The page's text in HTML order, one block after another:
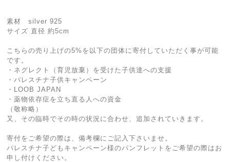
素材 silver 925
サイズ 直径 約5cm
こちらの売り上げの5%を以下の団体に寄付していただく事が可能
です。
・ネグレクト（育児放棄）を受けた子供達への支援
・パレスチナ子供キャンペーン
・LOOB JAPAN
・薬物依存症を立ち直る人への資金
（敬称略）
又、その臨時でその時の状況に合わせ、追加されていきます。
寄付をご希望の際は、備考欄にご記入下さいませ。
パレスチナ子どもキャンペーン様のパンフレットをご希望の際はお
申し付けください。